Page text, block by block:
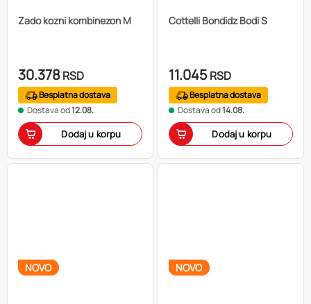
Zado kozni kombinezon M
30.378RSD
Besplatna dostava
Dostava od12.08.
Dodaj u korpu
Cottelli Bondidz Bodi S
11.045RSD
Besplatna dostava
Dostava od14.08.
Dodaj u korpu
NOVO NOVO